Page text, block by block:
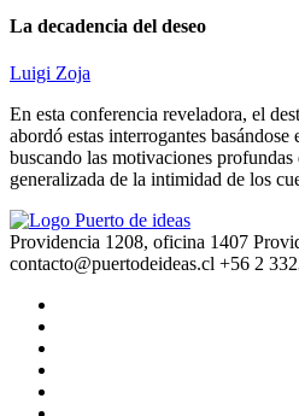
La decadencia del deseo
Luigi Zoja
En esta conferencia reveladora, el
abordó estas interrogantes basándose
buscando las motivaciones profundas
generalizada de la intimidad de los
Providencia 1208, oficina 1407
contacto@puertodeideas.cl +56 2